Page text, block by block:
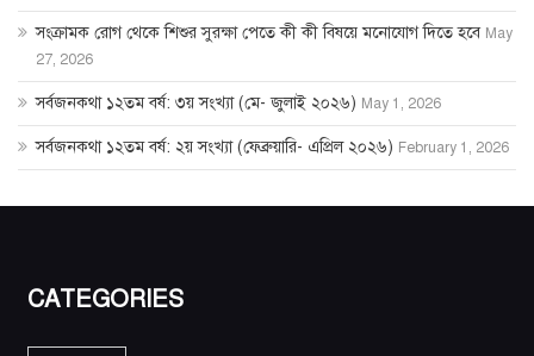
সংক্রামক রোগ থেকে শিশুর সুরক্ষা পেতে কী কী বিষয়ে মনোযোগ দিতে হবে May
27, 2026
সর্বজনকথা ১২তম বর্ষ: ৩য় সংখ্যা (মে- জুলাই ২০২৬) May 1, 2026
সর্বজনকথা ১২তম বর্ষ: ২য় সংখ্যা (ফেব্রুয়ারি- এপ্রিল ২০২৬) February 1, 2026
CATEGORIES